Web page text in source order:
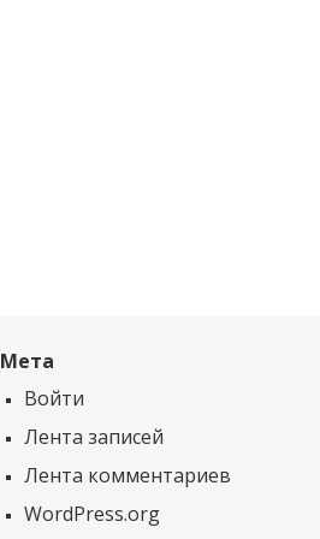
Мета
Войти
Лента записей
Лента комментариев
WordPress.org